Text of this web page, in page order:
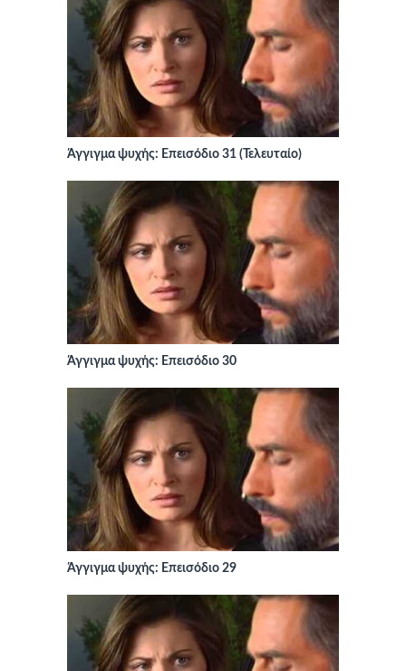
Άγγιγμα ψυχής: Επεισόδιο 31 (Τελευταίο)
Άγγιγμα ψυχής: Επεισόδιο 30
Άγγιγμα ψυχής: Επεισόδιο 29